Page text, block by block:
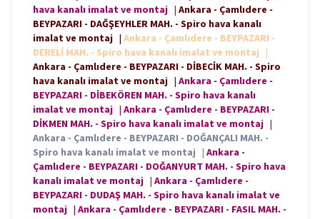
hava kanalı imalat ve montaj | Ankara - Çamlıdere -
BEYPAZARI - DAĞŞEYHLER MAH. - Spiro hava kanalı
imalat ve montaj | Ankara - Çamlıdere - BEYPAZARI -
DERELİ MAH. - Spiro hava kanalı imalat ve montaj
|
Ankara - Çamlıdere - BEYPAZARI - DİBECİK MAH. - Spiro
hava kanalı imalat ve montaj | Ankara - Çamlıdere -
BEYPAZARI - DİBEKÖREN MAH. - Spiro hava kanalı
imalat ve montaj | Ankara - Çamlıdere - BEYPAZARI -
DİKMEN MAH. - Spiro hava kanalı imalat ve montaj |
Ankara - Çamlıdere - BEYPAZARI - DOĞANÇALI MAH. -
Spiro hava kanalı imalat ve montaj | Ankara -
Çamlıdere - BEYPAZARI - DOĞANYURT MAH. - Spiro hava
kanalı imalat ve montaj | Ankara - Çamlıdere -
BEYPAZARI - DUDAŞ MAH. - Spiro hava kanalı imalat ve
montaj | Ankara - Çamlıdere - BEYPAZARI - FASIL MAH. -